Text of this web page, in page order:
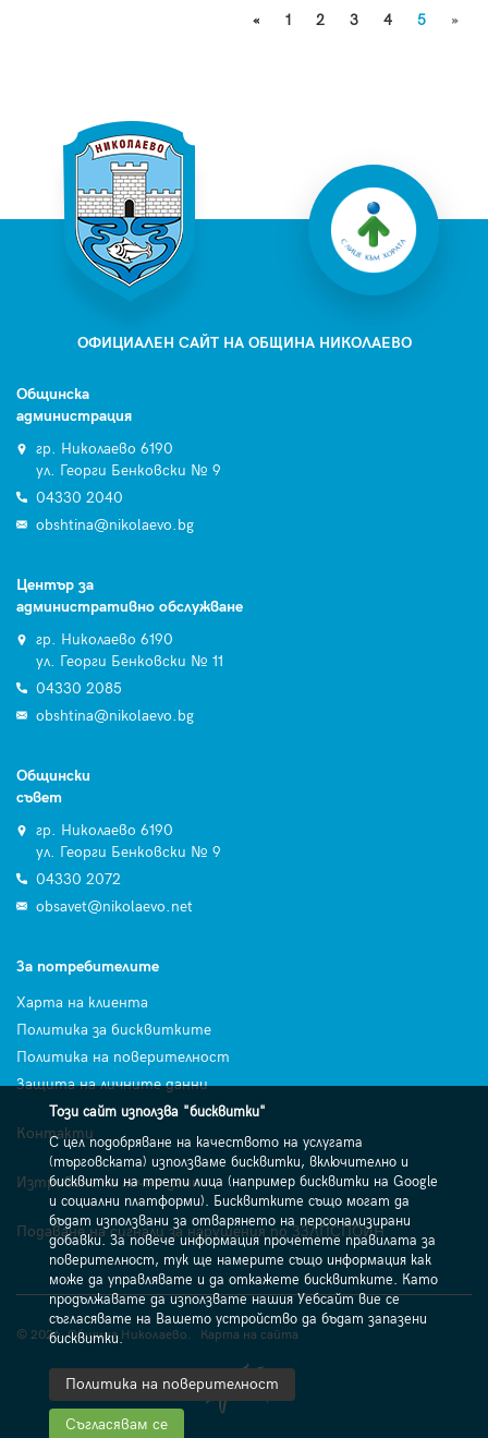
« 1 2 3 4 5 »
ОФИЦИАЛЕН САЙТ НА ОБЩИНА НИКОЛАЕВО
Общинска
администрация
гр. Николаево 6190
ул. Георги Бенковски № 9
04330 2040
obshtina@nikolaevo.bg
Център за
административно обслужване
гр. Николаево 6190
ул. Георги Бенковски № 11
04330 2085
obshtina@nikolaevo.bg
Общински
съвет
гр. Николаево 6190
ул. Георги Бенковски № 9
04330 2072
obsavet@nikolaevo.net
За потребителите
Харта на клиента
Политика за бисквитките
Политика на поверителност
Защита на личните данни
Контакти
Изтриване на лични данни
Подаване на сигнали за нарушения по ЗЗЛПСПОИН
© 2026. Община Николаево. Карта на сайта
Този сайт използва "бисквитки"
С цел подобряване на качеството на услугата
(търговската) използваме бисквитки, включително и
бисквитки на трети лица (например бисквитки на Google
и социални платформи). Бисквитките също могат да
бъдат използвани за отварянето на персонализирани
добавки. За повече информация прочетете правилата за
поверителност, тук ще намерите също информация как
може да управлявате и да откажете бисквитките. Като
продължавате да използвате нашия Уебсайт вие се
съгласявате на Вашето устройство да бъдат запазени
бисквитки.
Политика на поверителност
Съгласявам се